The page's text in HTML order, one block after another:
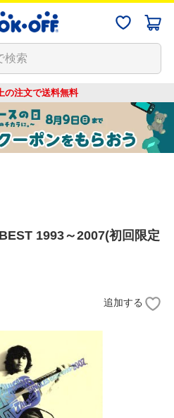
の注文で送料無料
1993～2007(初回限定
追加する